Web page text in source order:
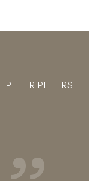
PETER PETERS